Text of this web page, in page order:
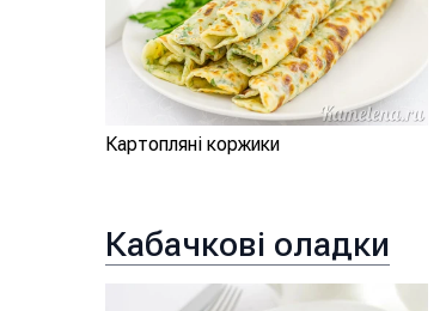
Картопляні коржики
Кабачкові оладки